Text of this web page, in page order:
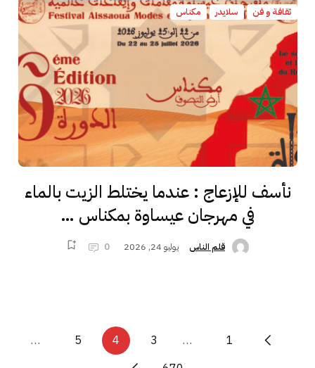
ثقافة و فن
سلايدر مكناس
نأسف للإزعاج : عندما يختلط الزيت بالماء
في مهرجان عيساوة بمكناس …
قلم الناس يوليو 24, 2026 0
1
…
3
4
5
…